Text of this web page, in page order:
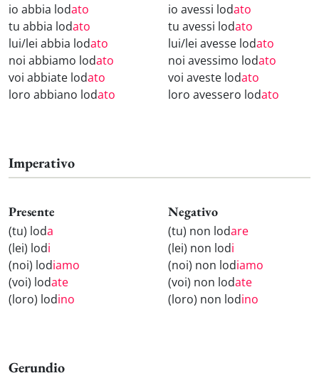
io abbia lodato
tu abbia lodato
lui/lei abbia lodato
noi abbiamo lodato
voi abbiate lodato
loro abbiano lodato
io avessi lodato
tu avessi lodato
lui/lei avesse lodato
noi avessimo lodato
voi aveste lodato
loro avessero lodato
Imperativo
Presente
(tu) loda
(lei) lodi
(noi) lodiamo
(voi) lodate
(loro) lodino
Negativo
(tu) non lodare
(lei) non lodi
(noi) non lodiamo
(voi) non lodate
(loro) non lodino
Gerundio